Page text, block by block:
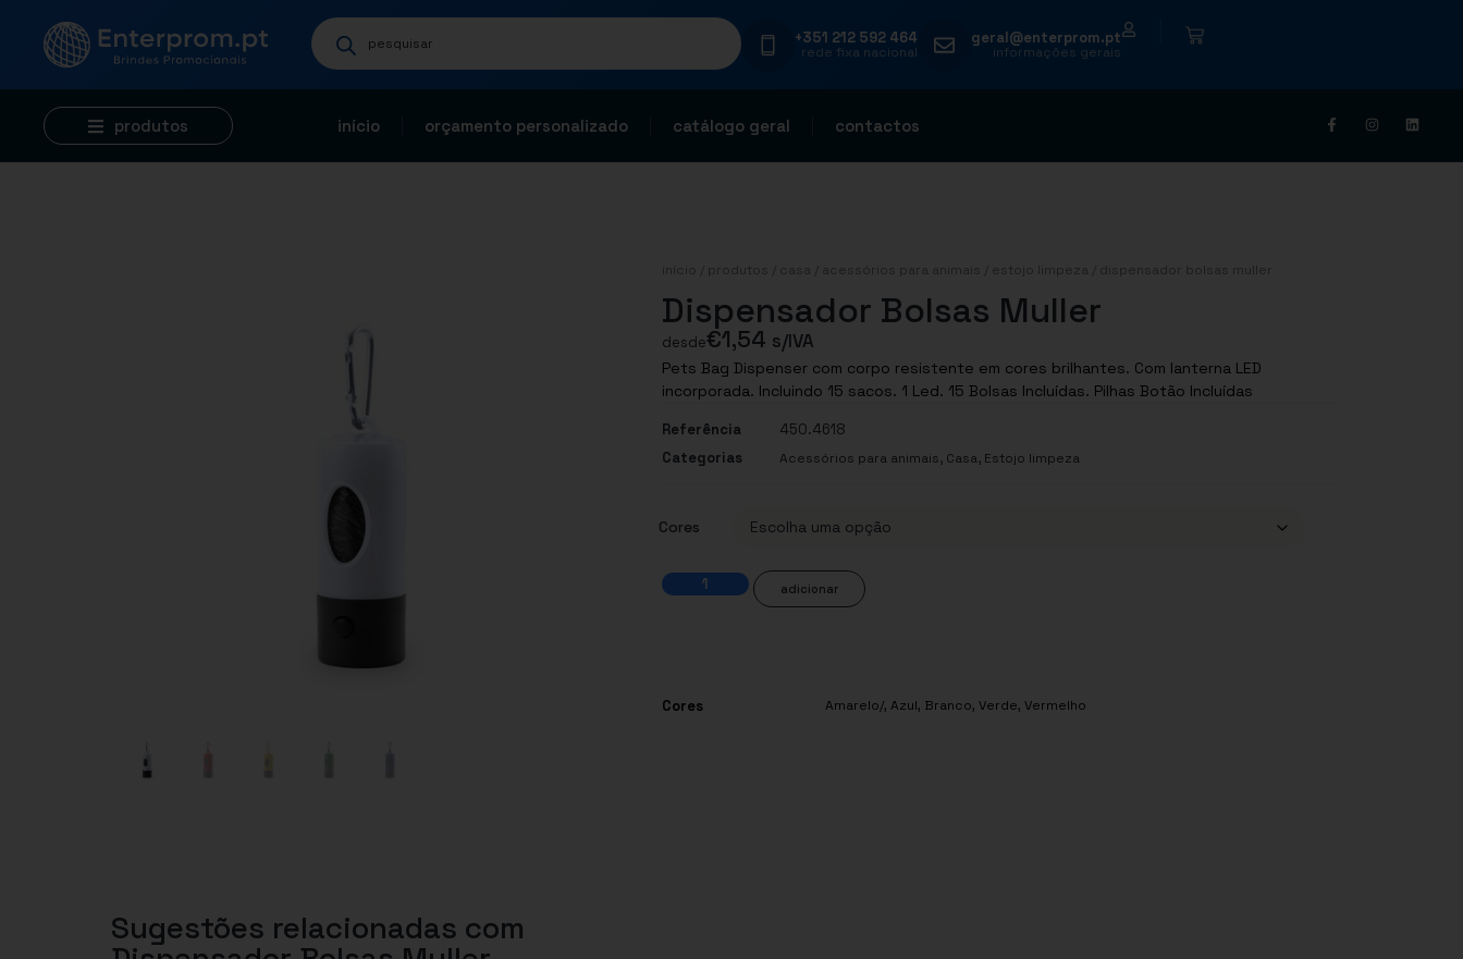
+351 212 592 464
rede fixa nacional
geral@enterprom.pt
informações gerais
produtos início orçamento personalizado catálogo geral contactos
início produtos casa acessórios para animais estojo limpeza / dispensador bolsas muller
Dispensador Bolsas Muller
desde€1,54 s/IVA
Pets Bag Dispenser com corpo resistente em cores brilhantes. Com lanterna LED
incorporada. Incluindo 15 sacos. 1 Led. 15 Bolsas Incluídas. Pilhas Botão Incluídas
Referência
450.4618
Categorias
Acessórios para animais, Casa, Estojo limpeza
Cores
adicionar
Cores Amarelo/, Azul, Branco, Verde, Vermelho
Sugestões relacionadas com